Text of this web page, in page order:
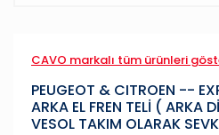
CAVO markalı tüm ürünleri
PEUGEOT & CITROEN --
ARKA EL FREN TELİ ( ARKA
VESOL TAKIM OLARAK